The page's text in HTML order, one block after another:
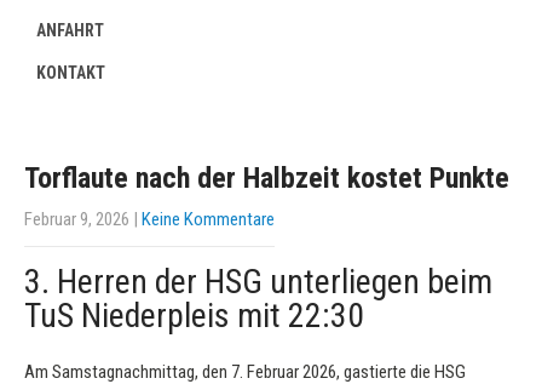
ANFAHRT
KONTAKT
Torflaute nach der Halbzeit kostet Punkte
Februar 9, 2026 | Keine Kommentare
3. Herren der HSG unterliegen beim
TuS Niederpleis mit 22:30
Am Samstagnachmittag, den 7. Februar 2026, gastierte die HSG